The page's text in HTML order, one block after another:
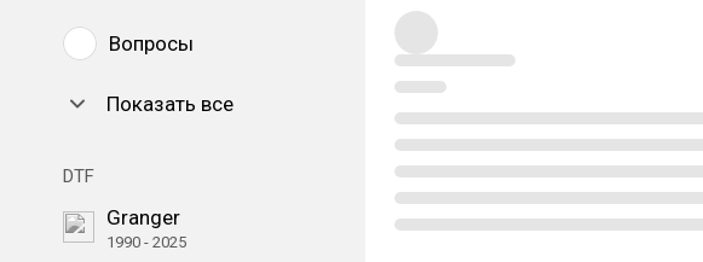
Вопросы
Показать все
DTF
Granger
1990 - 2025